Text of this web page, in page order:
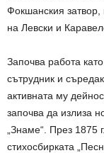
Фокшанския затвор,
на Левски и
Започва работа
сътрудник и
активната му
започва да излиза
„Знаме“. През
стихосбирката